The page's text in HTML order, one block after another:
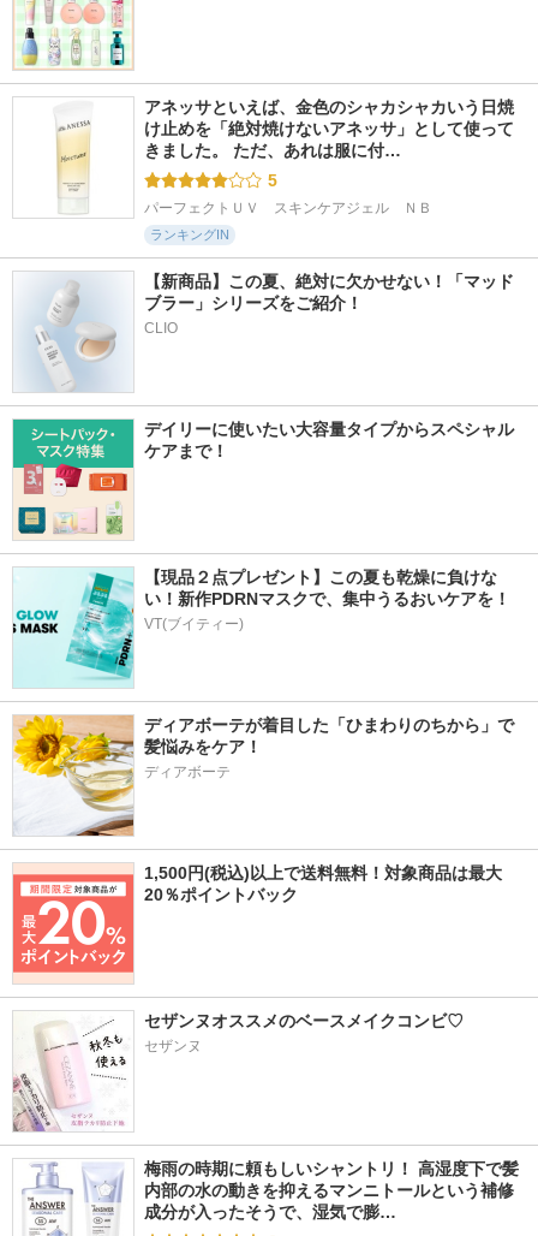
アネッサといえば、金色のシャカシャカいう日焼
け止めを「絶対焼けないアネッサ」として使って
きました。 ただ、あれは服に付…
5
パーフェクトＵＶ　スキンケアジェル　ＮＢ
ランキングIN
【新商品】この夏、絶対に欠かせない！「マッド
ブラー」シリーズをご紹介！
CLIO
デイリーに使いたい大容量タイプからスペシャル
ケアまで！
【現品２点プレゼント】この夏も乾燥に負けな
い！新作PDRNマスクで、集中うるおいケアを！
VT(ブイティー)
ディアボーテが着目した「ひまわりのちから」で
髪悩みをケア！
ディアボーテ
1,500円(税込)以上で送料無料！対象商品は最大
20％ポイントバック
セザンヌオススメのベースメイクコンビ♡
セザンヌ
梅雨の時期に頼もしいシャントリ！ 高湿度下で髪
内部の水の動きを抑えるマンニトールという補修
成分が入ったそうで、湿気で膨…